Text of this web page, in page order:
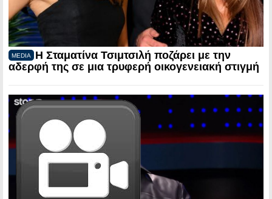
MEDIA
Η Σταματίνα Τσιμτσιλή ποζάρει με την
αδερφή της σε μια τρυφερή οικογενειακή στιγμή